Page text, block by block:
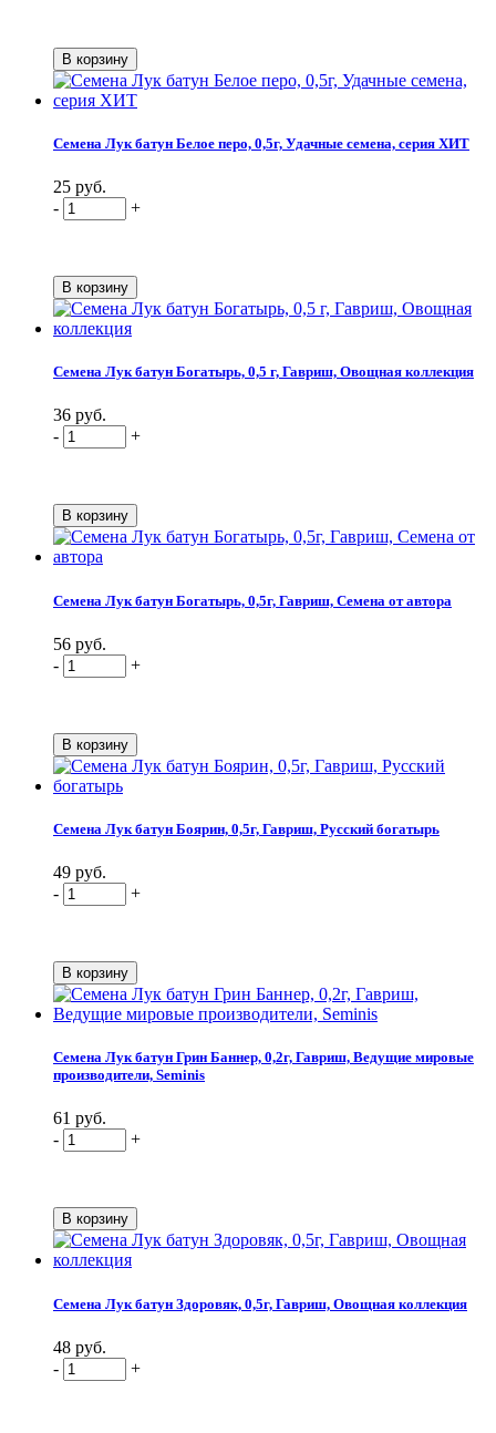
Семена Лук батун Белое перо, 0,5г, Удачные семена, серия ХИТ
25 руб.
-
+
Семена Лук батун Богатырь, 0,5 г, Гавриш, Овощная коллекция
36 руб.
-
+
Семена Лук батун Богатырь, 0,5г, Гавриш, Семена от автора
56 руб.
-
+
Семена Лук батун Боярин, 0,5г, Гавриш, Русский богатырь
49 руб.
-
+
Семена Лук батун Грин Баннер, 0,2г, Гавриш, Ведущие мировые
производители, Seminis
61 руб.
-
+
Семена Лук батун Здоровяк, 0,5г, Гавриш, Овощная коллекция
48 руб.
-
+